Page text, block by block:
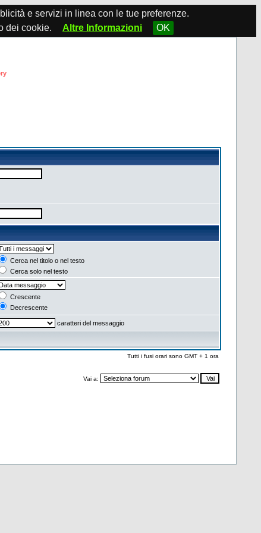
e servizi in linea con le tue preferenze.
dei cookie.
Altre Informazioni OK
Cerca nel titolo o nel testo
Cerca solo nel testo
Crescente
Decrescente
caratteri del messaggio
Tutti i fusi orari sono GMT + 1 ora
Vai a: